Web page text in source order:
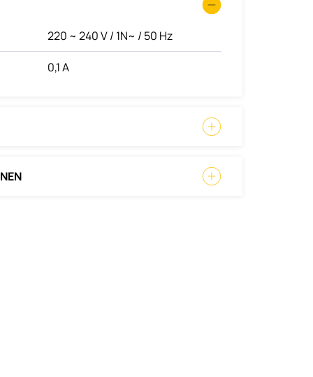
220 ~ 240 V / 1N~ / 50 Hz
0,1 A